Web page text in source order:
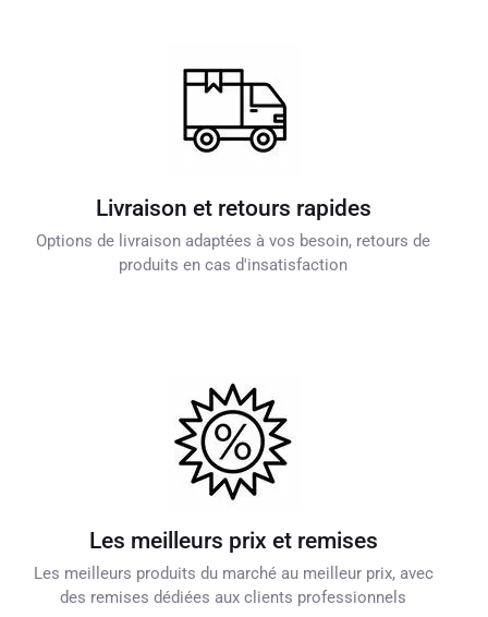
Livraison et retours rapides
Options de livraison adaptées à vos besoin, retours de
produits en cas d'insatisfaction
Les meilleurs prix et remises
Les meilleurs produits du marché au meilleur prix, avec
des remises dédiées aux clients professionnels